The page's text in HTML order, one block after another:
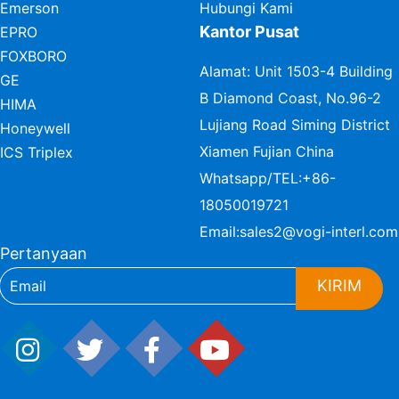
Emerson
EPRO
FOXBORO
GE
HIMA
Honeywell
ICS Triplex
Hubungi Kami
Kantor Pusat
Alamat: Unit 1503-4 Building
B Diamond Coast, No.96-2
Lujiang Road Siming District
Xiamen Fujian China
Whatsapp/TEL:+86-
18050019721
Email:sales2@vogi-interl.com
Pertanyaan
KIRIM